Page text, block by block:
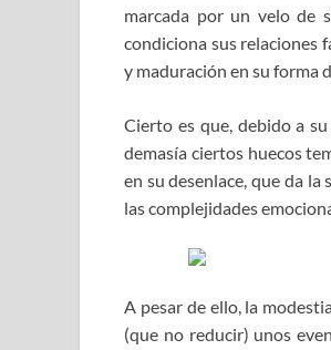
marcada por un velo de
condiciona sus relaciones
y maduración en su forma
Cierto es que, debido a
demasía ciertos huecos
en su desenlace, que da
las complejidades
A pesar de ello, la
(que no reducir) unos